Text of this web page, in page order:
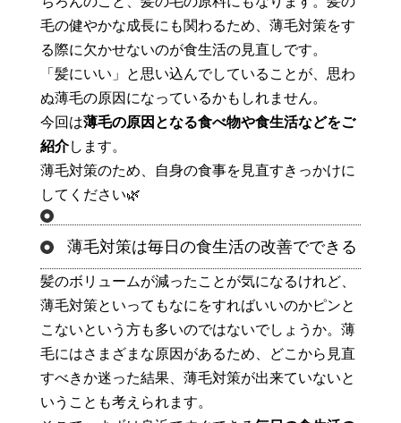
毛の健やかな成長にも関わるため、薄毛対策をす
る際に欠かせないのが食生活の見直しです。
「髪にいい」と思い込んでしていることが、思わ
ぬ薄毛の原因になっているかもしれません。
今回は薄毛の原因となる食べ物や食生活などをご
紹介します。
薄毛対策のため、自身の食事を見直すきっかけに
してください🌿
薄毛対策は毎日の食生活の改善でできる
髪のボリュームが減ったことが気になるけれど、
薄毛対策といってもなにをすればいいのかピンと
こないという方も多いのではないでしょうか。薄
毛にはさまざまな原因があるため、どこから見直
すべきか迷った結果、薄毛対策が出来ていないと
いうことも考えられます。